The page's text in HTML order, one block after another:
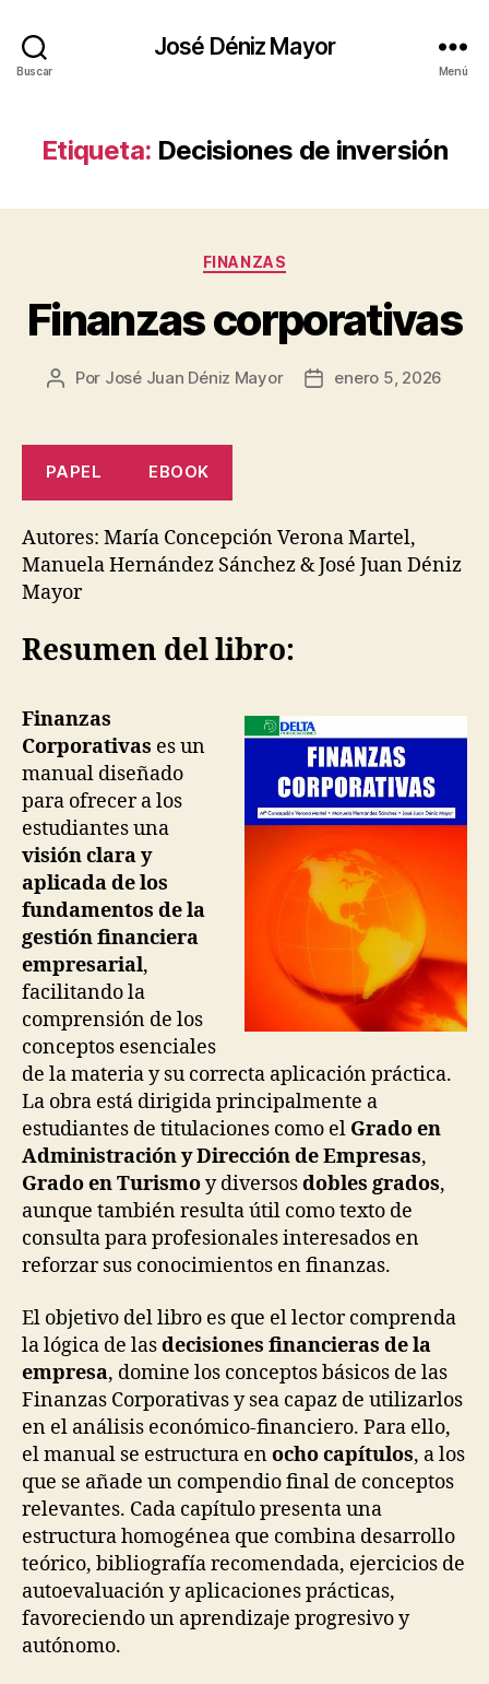
Buscar
José Déniz Mayor
Menú
Etiqueta: Decisiones de inversión
Categorías
FINANZAS
Finanzas corporativas
Autor
entrada
Por José Juan Déniz Mayor
Fechaenero 5, 2026
PAPEL EBOOK
Autores: María Concepción Verona Martel,
Manuela Hernández Sánchez & José Juan Déniz
Mayor
Resumen del libro:
Finanzas
Corporativas es un
manual diseñado
para ofrecer a los
estudiantes una
visión clara y
aplicada de los
fundamentos de la
gestión financiera
empresarial,
facilitando la
comprensión de los
conceptos esenciales
de la materia y su correcta aplicación práctica.
La obra está dirigida principalmente a
estudiantes de titulaciones como el Grado en
Administración y Dirección de Empresas,
Grado en Turismoy diversosdobles grados,
aunque también resulta útil como texto de
consulta para profesionales interesados en
reforzar sus conocimientos en finanzas.
El objetivo del libro es que el lector comprenda
la lógica de lasdecisiones financieras de la
empresa, domine los conceptos básicos de las
Finanzas Corporativas y sea capaz de utilizarlos
en el análisis económico-financiero. Para ello,
el manual se estructura enocho capítulos, a los
que se añade un compendio final de conceptos
relevantes. Cada capítulo presenta una
estructura homogénea que combina desarrollo
teórico, bibliografía recomendada, ejercicios de
autoevaluación y aplicaciones prácticas,
favoreciendo un aprendizaje progresivo y
autónomo.